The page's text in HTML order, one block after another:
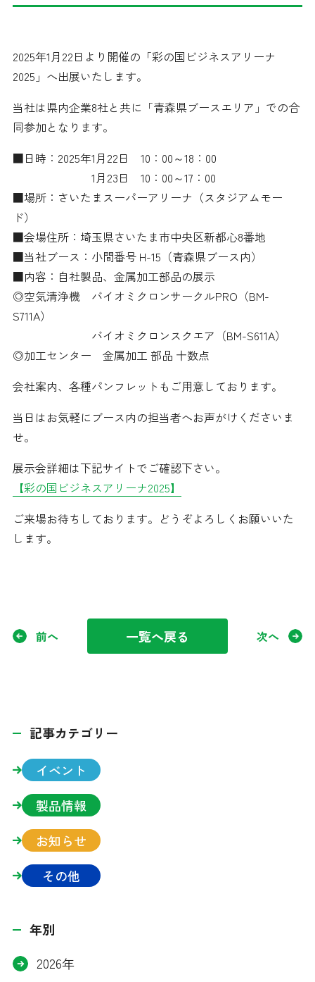
オンラインショップ
2025年1月22日より開催の「彩の国ビジネスアリーナ
2025」へ出展いたします。
当社は県内企業8社と共に「青森県ブースエリア」での合
同参加となります。
■日時：2025年1月22日 10：00～18：00
1月23日 10：00～17：00
■場所：さいたまスーパーアリーナ（スタジアムモー
ド）
■会場住所：埼玉県さいたま市中央区新都心8番地
■当社ブース：小間番号 H-15（青森県ブース内）
■内容：自社製品、金属加工部品の展示
◎空気清浄機 バイオミクロンサークルPRO（BM-
S711A）
バイオミクロンスクエア（BM-S611A）
◎加工センター 金属加工 部品 十数点
会社案内、各種パンフレットもご用意しております。
当日はお気軽にブース内の担当者へお声がけくださいま
せ。
展示会詳細は下記サイトでご確認下さい。
【彩の国ビジネスアリーナ2025】
ご来場お待ちしております。どうぞよろしくお願いいた
します。
前へ 一覧へ戻る 次へ
記事カテゴリー
イベント
製品情報
お知らせ
その他
年別
2026年